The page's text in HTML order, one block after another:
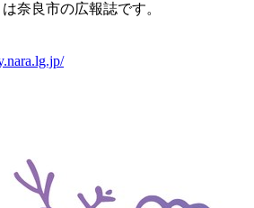
奈良市の広報誌です。